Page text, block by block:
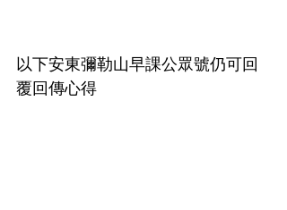
以下安東彌勒山早課公眾號仍可回
覆回傳心得